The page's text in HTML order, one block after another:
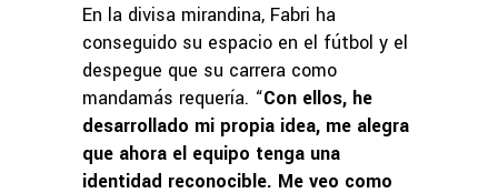
En la divisa mirandina, Fabri ha
conseguido su espacio en el fútbol y el
despegue que su carrera como
mandamás requería. “Con ellos, he
desarrollado mi propia idea, me alegra
que ahora el equipo tenga una
identidad reconocible. Me veo como